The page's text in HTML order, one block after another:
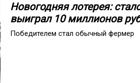
Новогодняя лотерея:
выиграл 10 миллионов
Победителем стал обычный фермер